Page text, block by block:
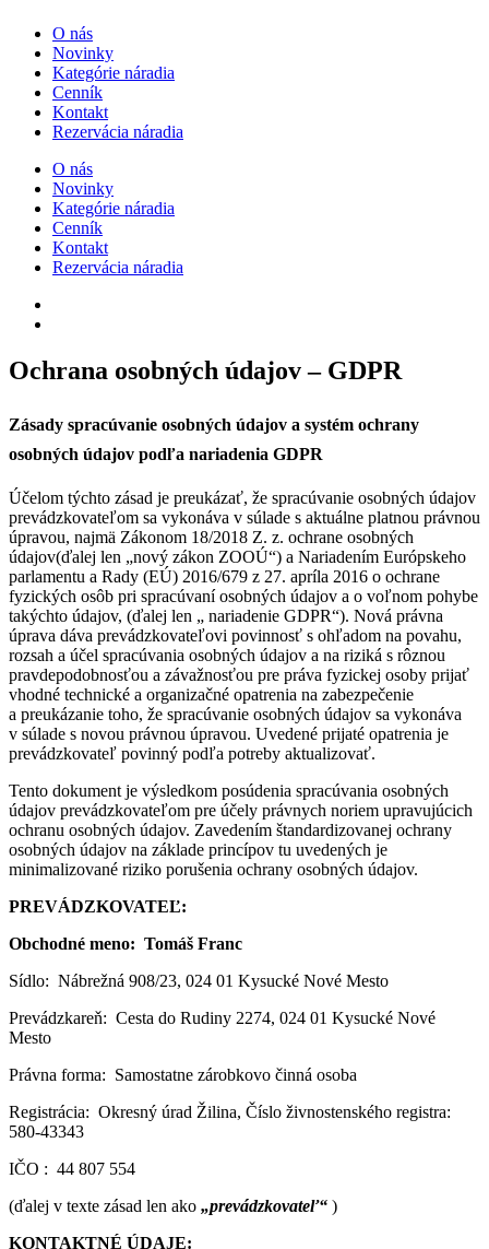
O nás
Novinky
Kategórie náradia
Cenník
Kontakt
Rezervácia náradia
O nás
Novinky
Kategórie náradia
Cenník
Kontakt
Rezervácia náradia
Ochrana osobných údajov – GDPR
Zásady spracúvanie osobných údajov a systém ochrany
osobných údajov podľa nariadenia GDPR
Účelom týchto zásad je preukázať, že spracúvanie osobných údajov
prevádzkovateľom sa vykonáva v súlade s aktuálne platnou právnou
úpravou, najmä Zákonom 18/2018 Z. z. ochrane osobných
údajov(ďalej len „nový zákon ZOOÚ“) a Nariadením Európskeho
parlamentu a Rady (EÚ) 2016/679 z 27. apríla 2016 o ochrane
fyzických osôb pri spracúvaní osobných údajov a o voľnom pohybe
takýchto údajov, (ďalej len „ nariadenie GDPR“). Nová právna
úprava dáva prevádzkovateľovi povinnosť s ohľadom na povahu,
rozsah a účel spracúvania osobných údajov a na riziká s rôznou
pravdepodobnosťou a závažnosťou pre práva fyzickej osoby prijať
vhodné technické a organizačné opatrenia na zabezpečenie
a preukázanie toho, že spracúvanie osobných údajov sa vykonáva
v súlade s novou právnou úpravou. Uvedené prijaté opatrenia je
prevádzkovateľ povinný podľa potreby aktualizovať.
Tento dokument je výsledkom posúdenia spracúvania osobných
údajov prevádzkovateľom pre účely právnych noriem upravujúcich
ochranu osobných údajov. Zavedením štandardizovanej ochrany
osobných údajov na základe princípov tu uvedených je
minimalizované riziko porušenia ochrany osobných údajov.
PREVÁDZKOVATEĽ:
Obchodné meno: Tomáš Franc
Sídlo: Nábrežná 908/23, 024 01 Kysucké Nové Mesto
Prevádzkareň: Cesta do Rudiny 2274, 024 01 Kysucké Nové
Mesto
Právna forma: Samostatne zárobkovo činná osoba
Registrácia: Okresný úrad Žilina, Číslo živnostenského registra:
580-43343
IČO : 44 807 554
(ďalej v texte zásad len ako „prevádzkovateľ“ )
KONTAKTNÉ ÚDAJE: